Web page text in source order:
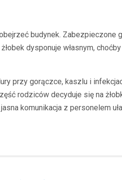
budynek.
dysponuje własnym,
przy gorączce, kaszlu i
rodziców decyduje się na
komunikacja z personelem